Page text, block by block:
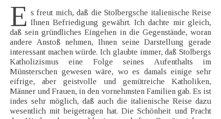
E s freut mich, daß die Stolbergsche italienische Reise
Ihnen Befriedigung gewährt. Ich dachte mir gleich,
daß sein gründliches Eingehen in die Gegenstände, woran
andere Anstoß nehmen, Ihnen seine Darstellung gerade
interessant machen würde. Ich glaubte immer, daß Stolbergs
Katholizismus eine Folge seines Aufenthalts im
Münsterschen gewesen wäre, wo es damals einige sehr
eifrige, aber geistvolle und gemütreiche Katholiken,
Männer und Frauen, in den vornehmsten Familien gab. Es ist
indes sehr möglich, daß auch die italienische Reise dazu
wesentlich mit beigetragen hat. Die Schönheit und Pracht